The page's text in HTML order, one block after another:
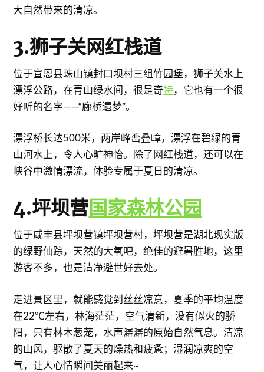
大自然带来的清凉。
3.狮子关网红栈道
位于宣恩县珠山镇封口坝村三组竹园堡，狮子关水上
漂浮公路，在青山绿水间，很是奇特，它也有一个很
好听的名字——“廊桥遗梦”。
漂浮桥长达500米，两岸峰峦叠嶂，漂浮在碧绿的青
山河水上，令人心旷神怡。除了网红栈道，还可以在
峡谷中激情漂流，体验专属于夏日的清凉。
4.坪坝营国家森林公园
位于咸丰县坪坝营镇坪坝营村，坪坝营是湖北现实版
的绿野仙踪，天然的大氧吧，绝佳的避暑胜地，这里
游客不多，也是清净避世好去处。
走进景区里，就能感觉到丝丝凉意，夏季的平均温度
在22℃左右，林海茫茫，空气清新，没有似火的骄
阳，只有林木葱茏，水声潺潺的原始自然气息。清凉
的山风，驱散了夏天的燥热和疲惫；湿润凉爽的空
气，让人心情瞬间美丽起来~